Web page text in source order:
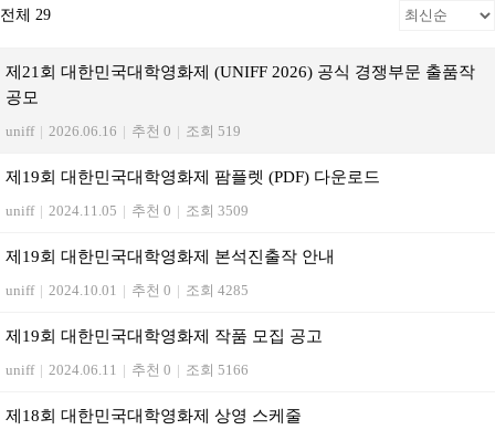
전체 29
제21회 대한민국대학영화제 (UNIFF 2026) 공식 경쟁부문 출품작
공모
uniff | 2026.06.16 | 추천 0 | 조회 519
제19회 대한민국대학영화제 팜플렛 (PDF) 다운로드
uniff | 2024.11.05 | 추천 0 | 조회 3509
제19회 대한민국대학영화제 본석진출작 안내
uniff | 2024.10.01 | 추천 0 | 조회 4285
제19회 대한민국대학영화제 작품 모집 공고
uniff | 2024.06.11 | 추천 0 | 조회 5166
제18회 대한민국대학영화제 상영 스케줄